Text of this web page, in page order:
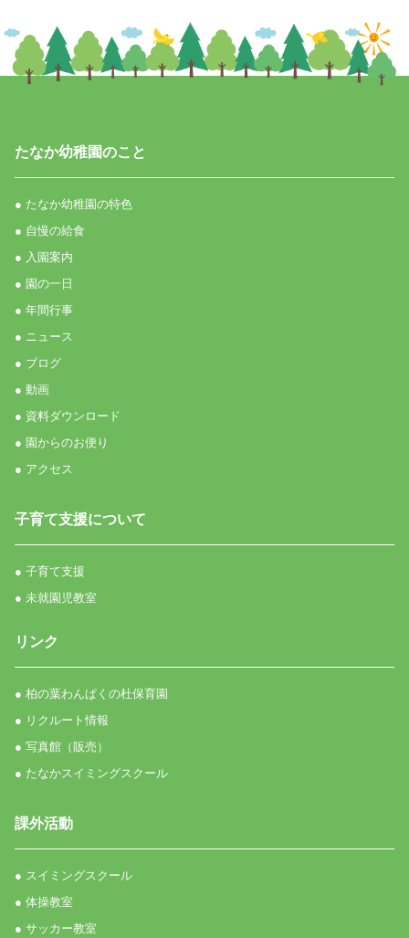
たなか幼稚園のこと
● たなか幼稚園の特色
● 自慢の給食
● 入園案内
● 園の一日
● 年間行事
● ニュース
● ブログ
● 動画
● 資料ダウンロード
● 園からのお便り
● アクセス
子育て支援について
● 子育て支援
● 未就園児教室
リンク
● 柏の葉わんぱくの杜保育園
● リクルート情報
● 写真館（販売）
● たなかスイミングスクール
課外活動
● スイミングスクール
● 体操教室
● サッカー教室